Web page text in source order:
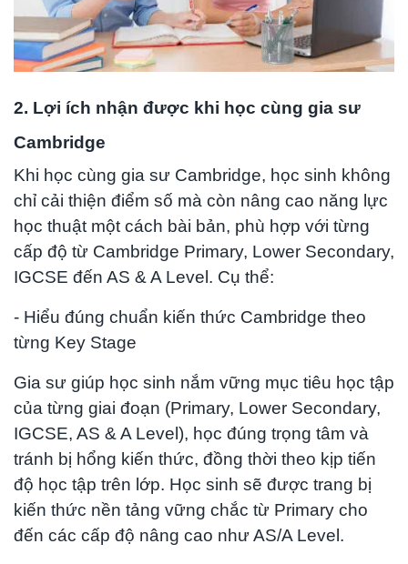
2. Lợi ích nhận được khi học cùng gia sư
Cambridge
Khi học cùng gia sư Cambridge, học sinh không
chỉ cải thiện điểm số mà còn nâng cao năng lực
học thuật một cách bài bản, phù hợp với từng
cấp độ từ Cambridge Primary, Lower Secondary,
IGCSE đến AS & A Level. Cụ thể:
- Hiểu đúng chuẩn kiến thức Cambridge theo
từng Key Stage
Gia sư giúp học sinh nắm vững mục tiêu học tập
của từng giai đoạn (Primary, Lower Secondary,
IGCSE, AS & A Level), học đúng trọng tâm và
tránh bị hổng kiến thức, đồng thời theo kịp tiến
độ học tập trên lớp. Học sinh sẽ được trang bị
kiến thức nền tảng vững chắc từ Primary cho
đến các cấp độ nâng cao như AS/A Level.